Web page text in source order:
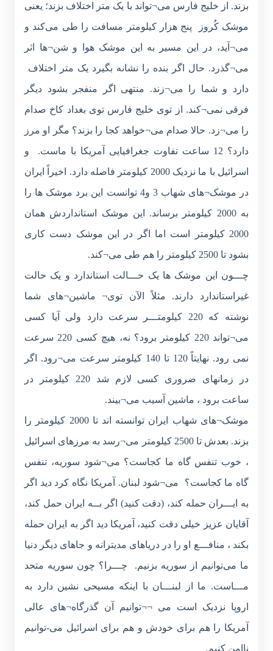
بزند. از خلیج فارس می¬تواند با یک متر اختلاف بزند؛ یعنی
موشک کُروز پنج هزار کیلومتر مسافت را طی می‌کند و
می¬آید، در این مسیر به این موشک هوا و شن¬ها اثر
می¬گذرد. حال اگر بنده را نشانه بگیرد یک متر اختلاف
دارد و شما را می¬زند. منتهی اگر منفجر بشود دیگر
فرقی نمی¬کند. از توی خلیج فارس توی بغداد کاخ صدام
را می¬زد. حالا صدام می¬خواهد کجا را بزند؟ مگر او مرز
دارد؟ 12 ساعت تفاوت جغرافیایی آمریکا با ماست. و
اسرائیل با ما نزدیک 2000 کیلومتر فاصله دارد. اخیراً ایران
در موشک¬های شهاب 3 و4 توانست این برد موشک ها را
به 2000 کیلومتر برساند. این موشک استانداردش همان
2000 کیلومتر است اما اگر در این موشک دست کاری
بشود تا 2500 کیلومتر را هم طی می¬کند.
چـــون این موشک ها یک حـــالت استاندارد و یک حالت
غیراستاندارد دارند. مثلاً الآن توی¬ ماشین¬های شما
نوشته که 220 کیلومتـــر سرعت دارد ولی آیا کسی
می¬تواند 220 کیلومتر برود؟ نه، هیچ کسی 220 سرعت
نمی رود. نهایتاً 120 تا 140 کیلومتر سرعت می¬رود. اگر
در زمانهای ضروری کسی لازم شد 220 کیلومتر در
ساعت برود ، ماشین آسیب می¬بیند.
موشک¬های شهاب ایران توانسته اند تا 2000 کیلومتر را
بزند. بعدش تا 2500 کیلومتر می¬رسد به مرزهای اسرائیل
، خوب تنفس گاه ما کجاست؟ می¬شود سوریه، تنفس
گاه ما کجاست؟ می¬شود لبنان. آمریکا نگاه کرد دید اگر
به ایـــران حمله کند، (دقت کنید) اگر بــه ایران حمل کند،
آقایان عزیز خیلی دقت کنید، آمریکا دید اگر به ایران حمله
بکند ، منافـــع او را در دریاهای مدیترانه و جاهای دیگر دنیا
ما می‌توانیم از سوریه بزنیم. چـــرا؟ چون سوریه متحد
مـــاست. ما از لبنـــان با اینکه مسیحی نشین دارد به
اروپا نزدیک است می ¬¬توانیم آن گذرگاه¬های عالی
آمریکا را هم برای خودش و هم برای اسرائیل می-توانیم
ناامن کنیم.